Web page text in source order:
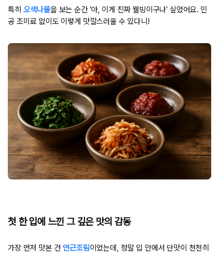
특히 오색나물을 보는 순간 '아, 이게 진짜 웰빙이구나' 싶었어요. 인
공 조미료 없이도 이렇게 맛깔스러울 수 있다니!
첫 한 입에 느낀 그 깊은 맛의 감동
가장 먼저 맛본 건연근조림이었는데, 정말 입 안에서 단맛이 천천히